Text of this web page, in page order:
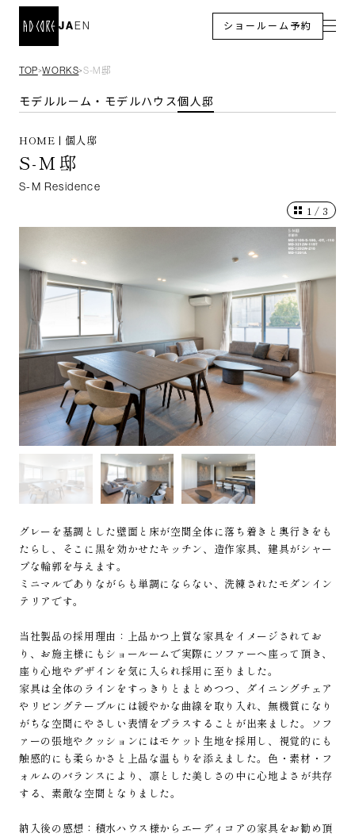
EN
JA ショールーム予約
TOP＞WORKS＞S-M邸
モデルルーム・モデルハウス個人邸
HOME | 個人邸
S-M邸
S-M Residence
1 / 3
グレーを基調とした壁面と床が空間全体に落ち着きと奥行きをも
たらし、そこに黒を効かせたキッチン、造作家具、建具がシャー
プな輪郭を与えます。
ミニマルでありながらも単調にならない、洗練されたモダンイン
テリアです。
当社製品の採用理由：上品かつ上質な家具をイメージされてお
り、お施主様にもショールームで実際にソファーへ座って頂き、
座り心地やデザインを気に入られ採用に至りました。
家具は全体のラインをすっきりとまとめつつ、ダイニングチェア
やリビングテーブルには緩やかな曲線を取り入れ、無機質になり
がちな空間にやさしい表情をプラスすることが出来ました。ソフ
ァーの張地やクッションにはモケット生地を採用し、視覚的にも
触感的にも柔らかさと上品な温もりを添えました。色・素材・フ
ォルムのバランスにより、凛とした美しさの中に心地よさが共存
する、素敵な空間となりました。
納入後の感想：積水ハウス様からエーディコアの家具をお勧め頂